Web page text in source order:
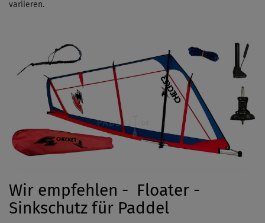
variieren.
Wir empfehlen - Floater -
Sinkschutz für Paddel